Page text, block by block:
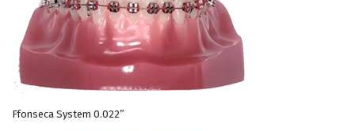
Ffonseca System 0.022”